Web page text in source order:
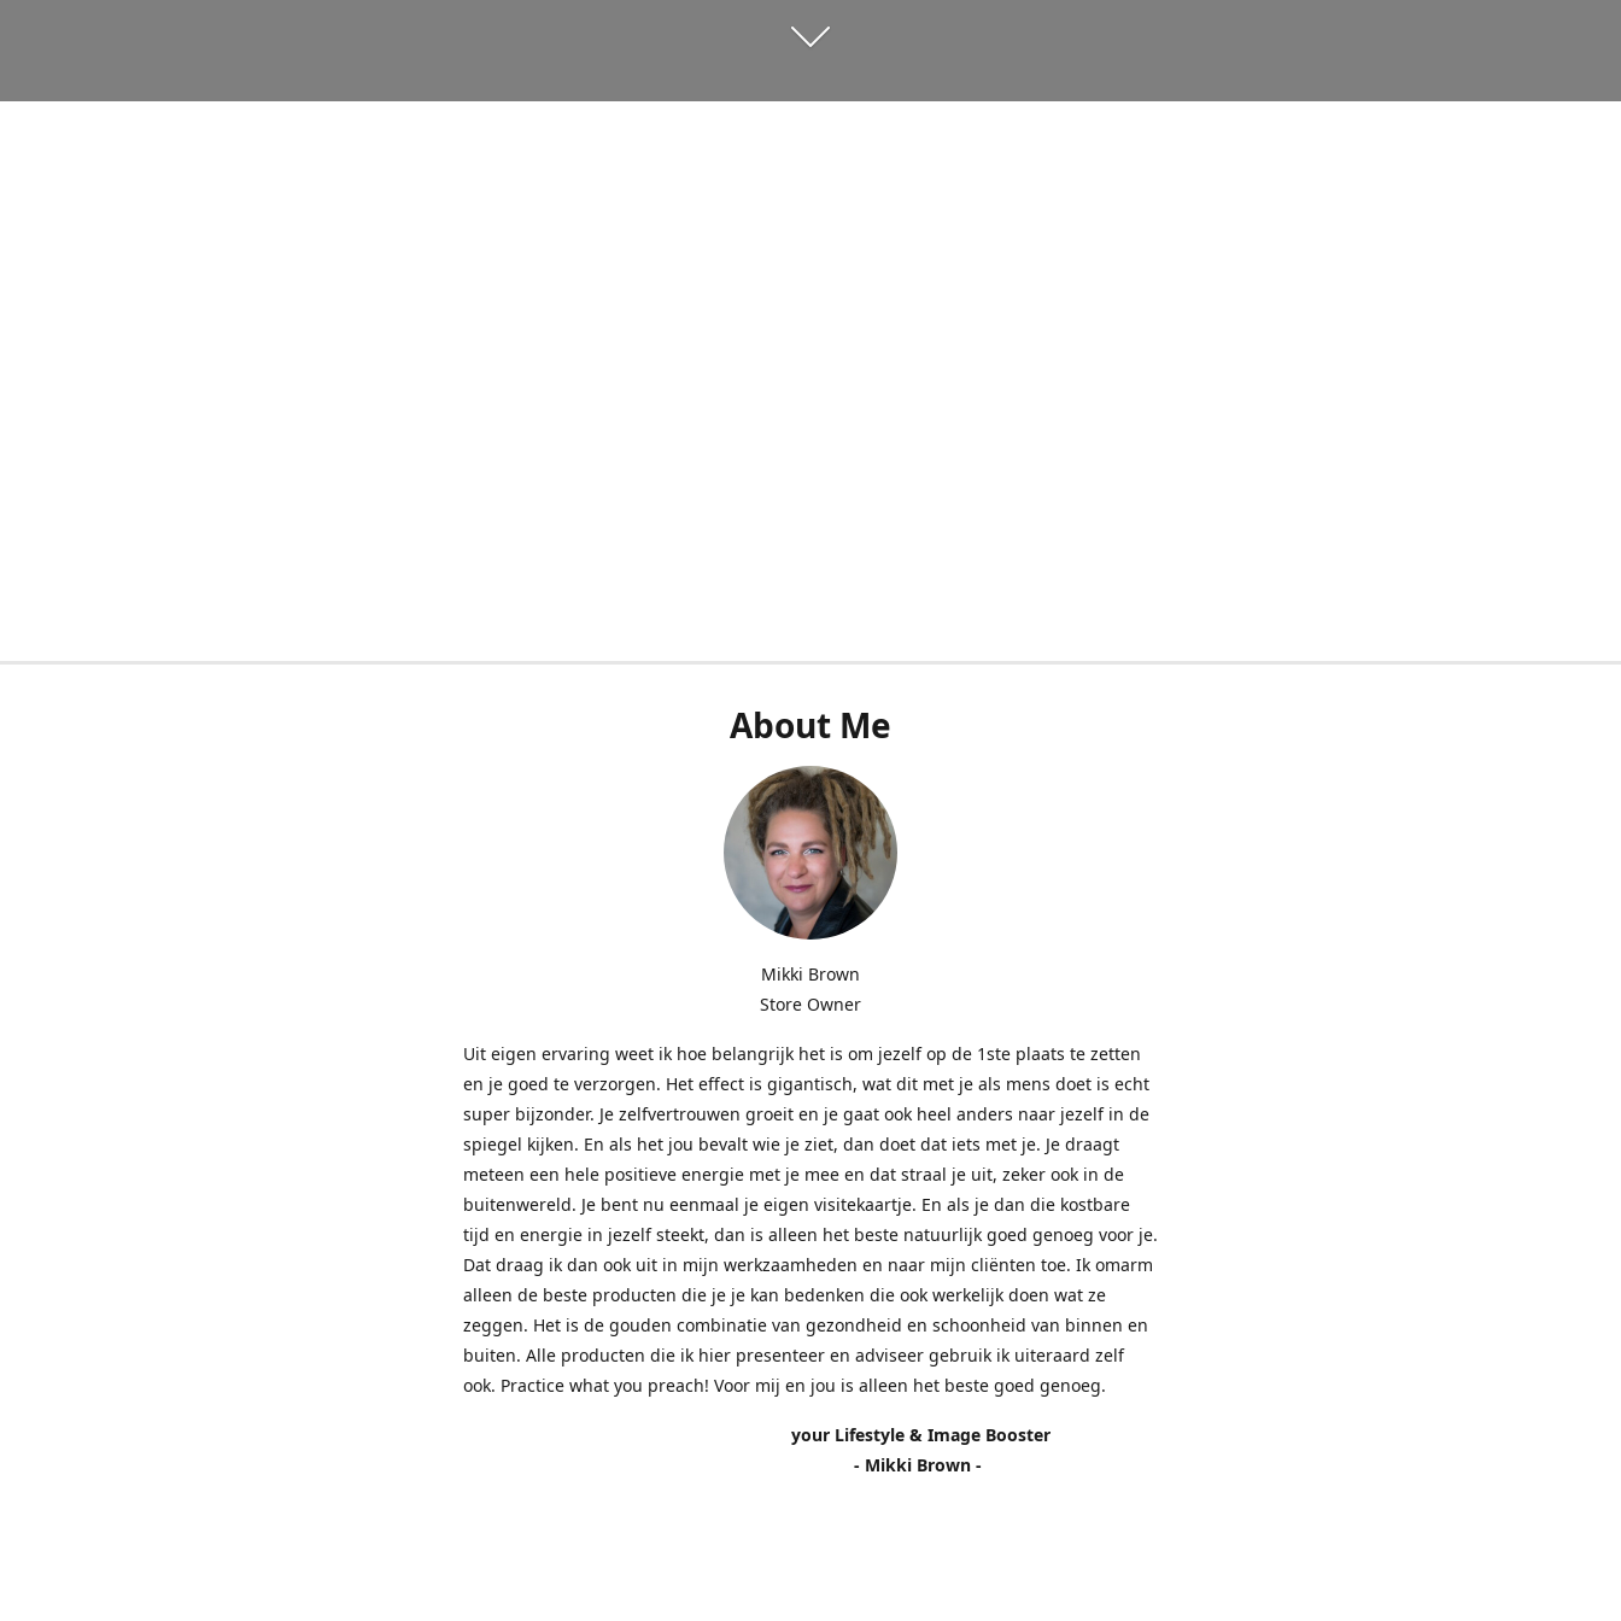
About Me
Mikki Brown
Store Owner
Uit eigen ervaring weet ik hoe belangrijk het is om jezelf op de 1ste plaats te zetten
en je goed te verzorgen. Het effect is gigantisch, wat dit met je als mens doet is echt
super bijzonder. Je zelfvertrouwen groeit en je gaat ook heel anders naar jezelf in de
spiegel kijken. En als het jou bevalt wie je ziet, dan doet dat iets met je. Je draagt
meteen een hele positieve energie met je mee en dat straal je uit, zeker ook in de
buitenwereld. Je bent nu eenmaal je eigen visitekaartje. En als je dan die kostbare
tijd en energie in jezelf steekt, dan is alleen het beste natuurlijk goed genoeg voor je.
Dat draag ik dan ook uit in mijn werkzaamheden en naar mijn cliënten toe. Ik omarm
alleen de beste producten die je je kan bedenken die ook werkelijk doen wat ze
zeggen. Het is de gouden combinatie van gezondheid en schoonheid van binnen en
buiten. Alle producten die ik hier presenteer en adviseer gebruik ik uiteraard zelf
ook. Practice what you preach! Voor mij en jou is alleen het beste goed genoeg.
your Lifestyle & Image Booster
- Mikki Brown -